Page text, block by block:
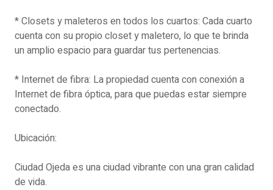
* Closets y maleteros en todos los cuartos: Cada cuarto
cuenta con su propio closet y maletero, lo que te brinda
un amplio espacio para guardar tus pertenencias.
* Internet de fibra: La propiedad cuenta con conexión a
Internet de fibra óptica, para que puedas estar siempre
conectado.
Ubicación:
Ciudad Ojeda es una ciudad vibrante con una gran calidad
de vida.